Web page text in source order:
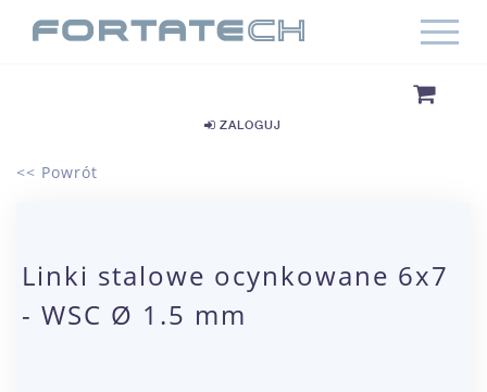
ZALOGUJ
<< Powrót
Linki stalowe ocynkowane 6x7
- WSC Ø 1.5 mm